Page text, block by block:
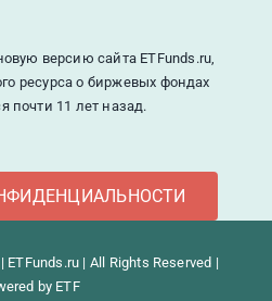
версию сайта ETFunds.ru,
ресурса о биржевых фондах
почти 11 лет назад.
| All Rights Reserved |
by ETF